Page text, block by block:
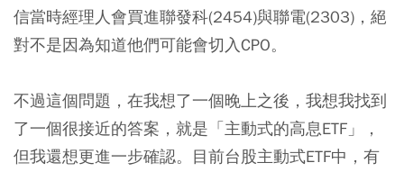
信當時經理人會買進聯發科(2454)與聯電(2303)，絕
對不是因為知道他們可能會切入CPO。
不過這個問題，在我想了一個晚上之後，我想我找到
了一個很接近的答案，就是「主動式的高息ETF」，
但我還想更進一步確認。目前台股主動式ETF中，有